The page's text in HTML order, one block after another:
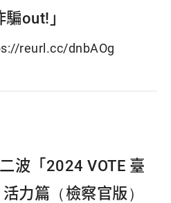
out!」
reurl.cc/dnbAOg
波「2024 VOTE 臺
力篇（檢察官版）